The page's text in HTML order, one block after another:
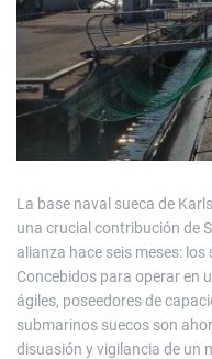
La base naval sueca de
una crucial contribución de
alianza hace seis meses:
Concebidos para operar en
ágiles, poseedores de
submarinos suecos son
disuasión y vigilancia de un